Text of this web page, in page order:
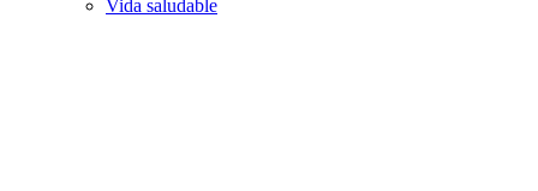
Vida saludable